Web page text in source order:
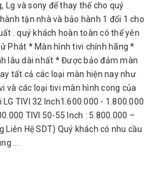
Lg và sony để thay thế cho quý
tận nhà và bảo hành 1 đổi 1 cho
. quý khách hoàn toàn có thể yên
Phát * Màn hình tivi chính hãng *
lâu dài nhất * Được bảo đảm màn
tất cả các loại màn hiện nay như
và các loại tivi màn hình cong của
LG TIVI 32 Inch1.600.000 - 1.800.000
TIVI 50-55 Inch : 5.800.000 –
Liên Hệ SDT) Quý khách có nhu cầu
...